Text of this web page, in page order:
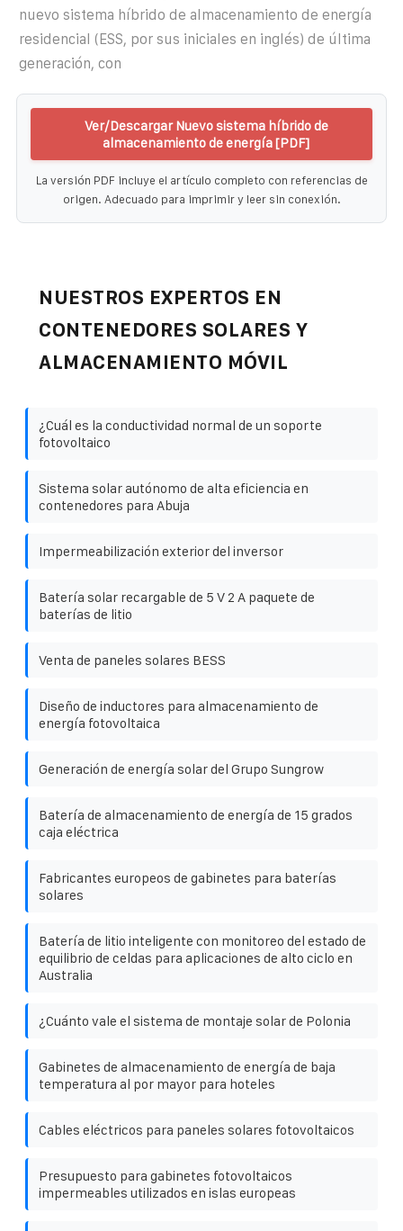
nuevo sistema híbrido de almacenamiento de energía
residencial (ESS, por sus iniciales en inglés) de última
generación, con
Ver/Descargar Nuevo sistema híbrido de
almacenamiento de energía [PDF]
La versión PDF incluye el artículo completo con referencias de
origen. Adecuado para imprimir y leer sin conexión.
NUESTROS EXPERTOS EN
CONTENEDORES SOLARES Y
ALMACENAMIENTO MÓVIL
¿Cuál es la conductividad normal de un soporte
fotovoltaico
Sistema solar autónomo de alta eficiencia en
contenedores para Abuja
Impermeabilización exterior del inversor
Batería solar recargable de 5 V 2 A paquete de
baterías de litio
Venta de paneles solares BESS
Diseño de inductores para almacenamiento de
energía fotovoltaica
Generación de energía solar del Grupo Sungrow
Batería de almacenamiento de energía de 15 grados
caja eléctrica
Fabricantes europeos de gabinetes para baterías
solares
Batería de litio inteligente con monitoreo del estado de
equilibrio de celdas para aplicaciones de alto ciclo en
Australia
¿Cuánto vale el sistema de montaje solar de Polonia
Gabinetes de almacenamiento de energía de baja
temperatura al por mayor para hoteles
Cables eléctricos para paneles solares fotovoltaicos
Presupuesto para gabinetes fotovoltaicos
impermeables utilizados en islas europeas